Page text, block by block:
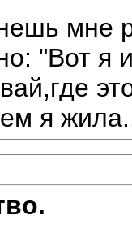
мне
"Вот я
я